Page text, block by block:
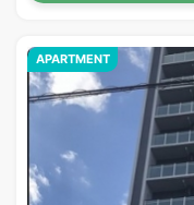
APARTMENT